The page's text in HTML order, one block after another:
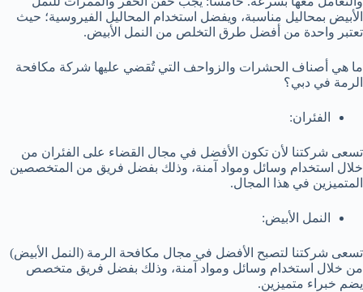
الأبيض بمحاليل مناسبة، ويفضل استخدام المحاليل الفيروسية؛ حيث
تعتبر واحدة من أفضل طرق التخلص من النمل الأبيض.
ما هي أصناف الحشرات والزواحف التي تُقضي عليها شركة مكافحة
الرمة في دبي؟
الفئران:
تسعى شركتنا لأن تكون الأفضل في مجال القضاء على الفئران من
خلال استخدام وسائل ومواد آمنة، وذلك بفضل فريق من المتخصصين
المتميزين في هذا المجال.
النمل الأبيض:
تسعى شركتنا لتصبح الأفضل في مجال مكافحة الرمة (النمل الأبيض)
من خلال استخدام وسائل ومواد آمنة، وذلك بفضل فريق متخصص
يضم خبراء متميزين.